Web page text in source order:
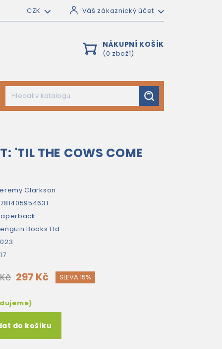
CZK Váš zákaznický účet
NÁKUPNÍ KOŠÍK
(0 zboží)
'TIL THE COWS COME
Clarkson
Books Ltd
297 Kč SLEVA 15%
do košíku